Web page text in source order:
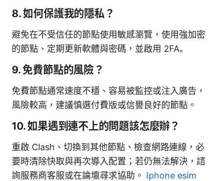
8. 如何保護我的隱私？
避免在不受信任的節點使用敏感瀏覽，使用強加密
的節點、定期更新軟體與密碼，並啟用 2FA。
9. 免費節點的風險？
免費節點通常速度不穩、容易被監控或注入廣告，
風險較高，建議慎選付費版或信譽良好的節點。
10. 如果遇到連不上的問題該怎麼辦？
重啟 Clash、切換到其他節點、檢查網路連線，必
要時清除快取與再次導入配置；若仍無法解決，諮
詢服務商客服或在論壇尋求協助。 Iphone esim